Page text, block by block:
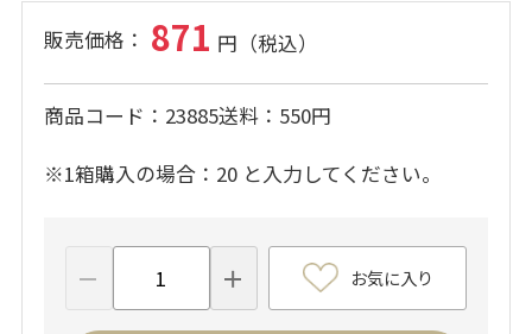
871
商品コード 23885送料 550円
※1箱購入の場合：20 と入力してください。
お気に入り